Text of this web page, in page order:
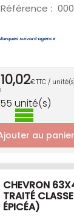
Référence :
10,02€TTC /
unité(s)
au panier
CHEVRON
TRAITÉ
ÉPICÉA)